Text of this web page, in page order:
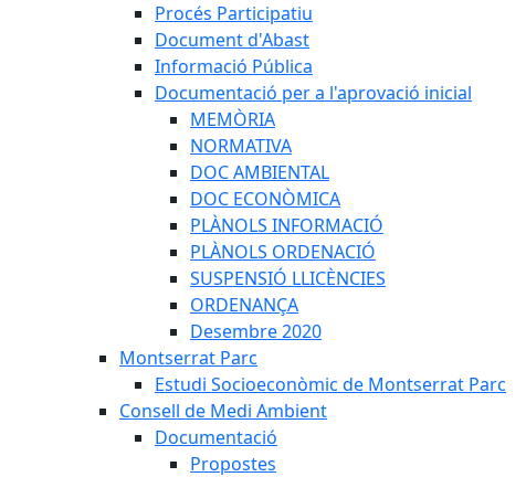
Procés Participatiu
Document d'Abast
Informació Pública
Documentació per a l'aprovació inicial
MEMÒRIA
NORMATIVA
DOC AMBIENTAL
DOC ECONÒMICA
PLÀNOLS INFORMACIÓ
PLÀNOLS ORDENACIÓ
SUSPENSIÓ LLICÈNCIES
ORDENANÇA
Desembre 2020
Montserrat Parc
Estudi Socioeconòmic de Montserrat Parc
Consell de Medi Ambient
Documentació
Propostes